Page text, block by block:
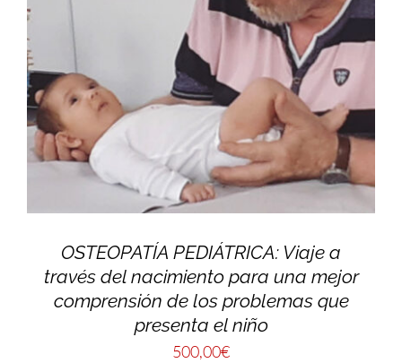
OSTEOPATÍA PEDIÁTRICA: Viaje a
través del nacimiento para una mejor
comprensión de los problemas que
presenta el niño
500,00€